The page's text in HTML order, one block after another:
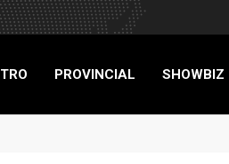
PROVINCIAL SHOWBIZ